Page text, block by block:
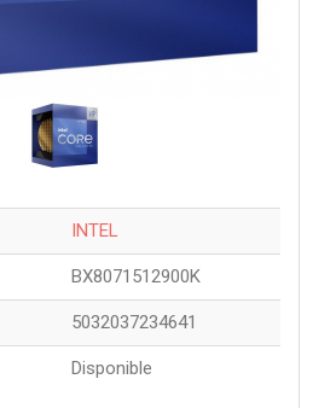
INTEL
BX8071512900K
5032037234641
Disponible